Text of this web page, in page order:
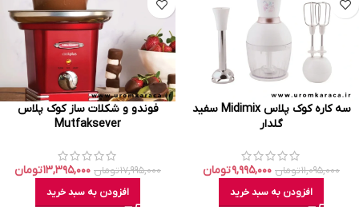
سه کاره کوک پلاس Midimix سفید
گلدار
۱۱,۰۹۵,۰۰۰تومان ۹,۹۹۵,۰۰۰تومان
افزودن به سبد خرید
فوندو و شکلات ساز کوک پلاس
Mutfaksever
۱۷,۹۹۵,۰۰۰تومان ۱۳,۳۹۵,۰۰۰تومان
افزودن به سبد خرید